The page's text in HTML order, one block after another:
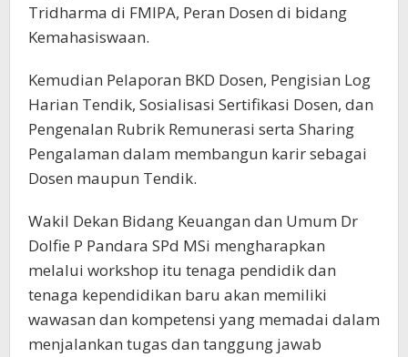
Tridharma di FMIPA, Peran Dosen di bidang
Kemahasiswaan.
Kemudian Pelaporan BKD Dosen, Pengisian Log
Harian Tendik, Sosialisasi Sertifikasi Dosen, dan
Pengenalan Rubrik Remunerasi serta Sharing
Pengalaman dalam membangun karir sebagai
Dosen maupun Tendik.
Wakil Dekan Bidang Keuangan dan Umum Dr
Dolfie P Pandara SPd MSi mengharapkan
melalui workshop itu tenaga pendidik dan
tenaga kependidikan baru akan memiliki
wawasan dan kompetensi yang memadai dalam
menjalankan tugas dan tanggung jawab